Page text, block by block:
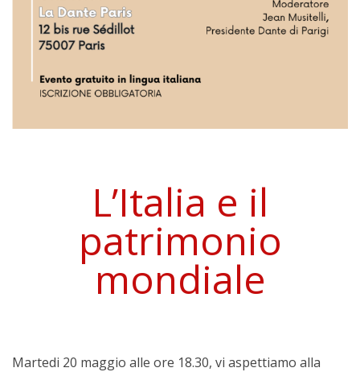
L’Italia e il
patrimonio
mondiale
Martedi 20 maggio alle ore 18.30, vi aspettiamo alla